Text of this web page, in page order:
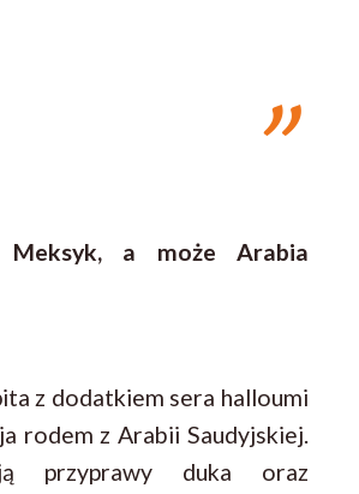
Meksyk, a może Arabia
z dodatkiem sera halloumi
rodem z Arabii Saudyjskiej.
przyprawy duka oraz